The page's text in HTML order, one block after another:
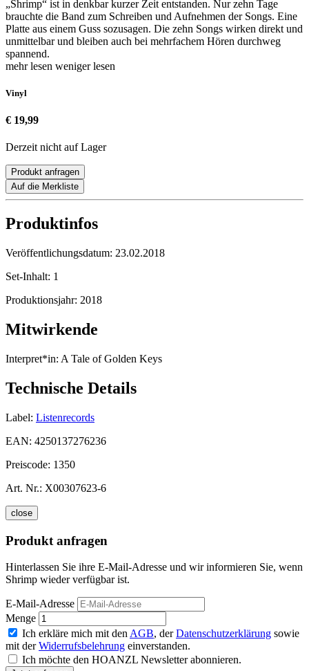
„Shrimp“ ist in denkbar kurzer Zeit entstanden. Nur zehn Tage
brauchte die Band zum Schreiben und Aufnehmen der Songs. Eine
Platte aus einem Guss sozusagen. Die zehn Songs wirken direkt und
unmittelbar und bleiben auch bei mehrfachem Hören durchweg
spannend.
mehr lesen weniger lesen
Vinyl
€ 19,99
Derzeit nicht auf Lager
Produkt anfragen
Auf die Merkliste
Produktinfos
Veröffentlichungsdatum: 23.02.2018
Set-Inhalt: 1
Produktionsjahr: 2018
Mitwirkende
Interpret*in: A Tale of Golden Keys
Technische Details
Label: Listenrecords
EAN: 4250137276236
Preiscode: 1350
Art. Nr.: X00307623-6
close
Produkt anfragen
Hinterlassen Sie ihre E-Mail-Adresse und wir informieren Sie, wenn
Shrimp wieder verfügbar ist.
E-Mail-Adresse
Menge
Ich erkläre mich mit den AGB, derDatenschutzerklärung sowie
mit derWiderrufsbelehrung einverstanden.
Ich möchte den HOANZL Newsletter abonnieren.